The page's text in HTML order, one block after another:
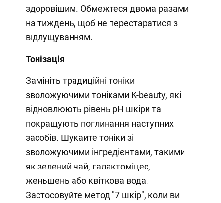
здоровішим. Обмежтеся двома разами
на тиждень, щоб не перестаратися з
відлущуванням.
Тонізація
Замініть традиційні тоніки
зволожуючими тоніками K-beauty, які
відновлюють рівень pH шкіри та
покращують поглинання наступних
засобів. Шукайте тоніки зі
зволожуючими інгредієнтами, такими
як зелений чай, галактоміцес,
женьшень або квіткова вода.
Застосовуйте метод "7 шкір", коли ви